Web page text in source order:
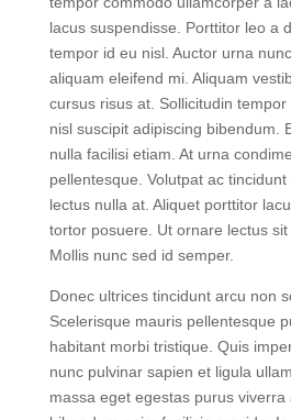
vitae auctor eu augue ut lectus.
tempor commodo ullamcorper a
lacus suspendisse. Porttitor leo a
tempor id eu nisl. Auctor urna
aliquam eleifend mi. Aliquam
cursus risus at. Sollicitudin tempor
nisl suscipit adipiscing bibendum.
nulla facilisi etiam. At urna
pellentesque. Volutpat ac
lectus nulla at. Aliquet porttitor
tortor posuere. Ut ornare lectus sit
Mollis nunc sed id semper.
Donec ultrices tincidunt arcu non
Scelerisque mauris pellentesque
habitant morbi tristique. Quis
nunc pulvinar sapien et ligula